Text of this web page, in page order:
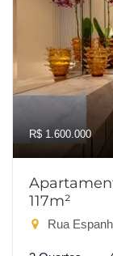
R$ 1.600.000
117m²
Rua